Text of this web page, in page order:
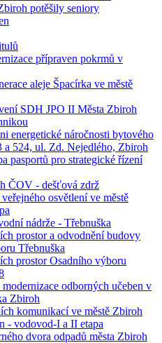
potěšily seniory
přípraven pokrmů v
aleje Špacírka ve městě
SDH JPO II Města Zbiroh
energetické náročnosti bytového
a 524, ul. Zd. Nejedlého, Zbiroh
pasportů pro strategické řízení
ČOV - dešťová zdrž
osvětlení ve městě
nádrže - Třebnuška
prostor a odvodnění budovy
Třebnuška
prostor Osadního výboru
odborných učeben v
Zbiroh
komunikací ve městě Zbiroh
- vodovod-I a II etapa
dvora odpadů města Zbiroh